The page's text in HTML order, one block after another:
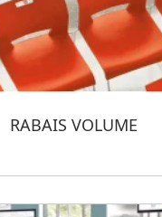
RABAIS VOLUME